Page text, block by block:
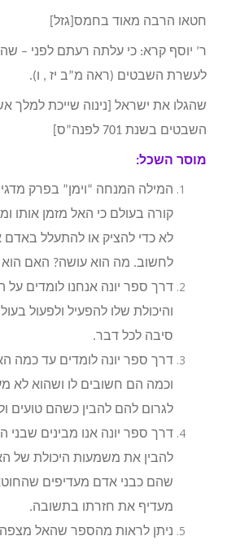
חטאו הרבה מאוד בחמס[גזל]
ר’ יוסף קרא: כי עלתה רעתם לפני –
לעשרת השבטים (ראה מ”ב יז , ו).
שהגלו את ישראל [נינוה שייכת
השבטים בשנת 701 לפנה”ס]
מוסר השכל:
המילה המנחה “וימן” בפרק
קורה בעולם כי האל מזמן אותו
לא כדי להציק או להתעלל
לחשוב. מה הוא עושה? האם הוא
דרך ספר יונה אנחנו לומדים
והיכולת שלו להפעיל ולפעול
סיבה לכל דבר.
דרך ספר יונה לומדים עד כמה
וכמה הם חשובים לו ושהוא לא
לגרום להם להבין כשהם טועים
דרך ספר יונה אנו מבינים שבני
להבין את משמעות היכולת של
שהם כבני אדם מעדיפים
מעדיף את חזרתו בתשובה.
ניתן לראות מהספר שהאל מצפה